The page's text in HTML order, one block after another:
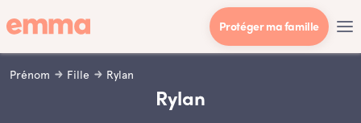
Protéger ma famille
Prénom Fille Rylan
Rylan